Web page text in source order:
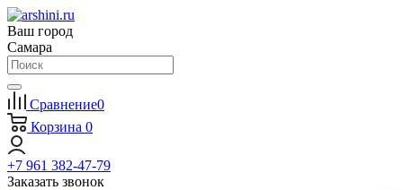
Ваш город
Самара
Сравнение0
Корзина 0
+7 961 382-47-79
Заказать звонок